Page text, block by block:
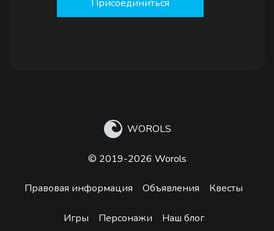
Присоединиться
WOROLS
© 2019-2026 Worols
Правовая информация Объявления Квесты
Игры Персонажи Наш блог